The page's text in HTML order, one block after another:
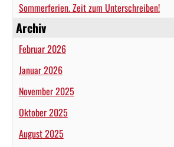
Sommerferien. Zeit zum Unterschreiben!
Archiv
Februar 2026
Januar 2026
November 2025
Oktober 2025
August 2025